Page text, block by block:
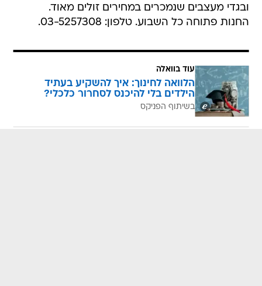
ובגדי מעצבים שנמכרים במחירים זולים מאוד.
החנות פתוחה כל השבוע. טלפון: 03-5257308.
עוד בוואלה
הלוואה לחינוך: איך להשקיע בעתיד
הילדים בלי להיכנס לסחרור כלכלי?
בשיתוף הפניקס